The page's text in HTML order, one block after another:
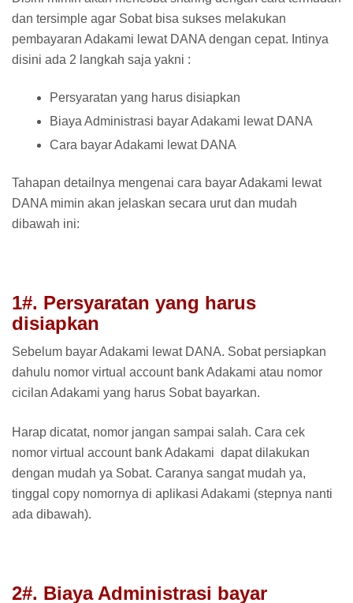
dan tersimple agar Sobat bisa sukses melakukan
pembayaran Adakami lewat DANA dengan cepat. Intinya
disini ada 2 langkah saja yakni :
Persyaratan yang harus disiapkan
Biaya Administrasi bayar Adakami lewat DANA
Cara bayar Adakami lewat DANA
Tahapan detailnya mengenai cara bayar Adakami lewat
DANA mimin akan jelaskan secara urut dan mudah
dibawah ini:
1#. Persyaratan yang harus
disiapkan
Sebelum bayar Adakami lewat DANA. Sobat persiapkan
dahulu nomor virtual account bank Adakami atau nomor
cicilan Adakami yang harus Sobat bayarkan.
Harap dicatat, nomor jangan sampai salah. Cara cek
nomor virtual account bank Adakami dapat dilakukan
dengan mudah ya Sobat. Caranya sangat mudah ya,
tinggal copy nomornya di aplikasi Adakami (stepnya nanti
ada dibawah).
2#. Biaya Administrasi bayar